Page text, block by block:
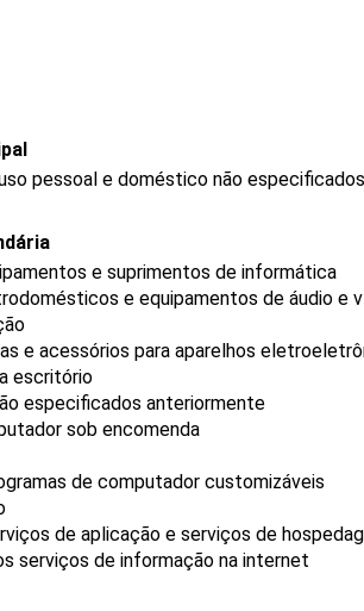
pessoal e doméstico não
e suprimentos de informática
e equipamentos de áudio e
e acessórios para aparelhos
escritório
especificados anteriormente
sob encomenda
de computador customizáveis
de aplicação e serviços de
serviços de informação na internet